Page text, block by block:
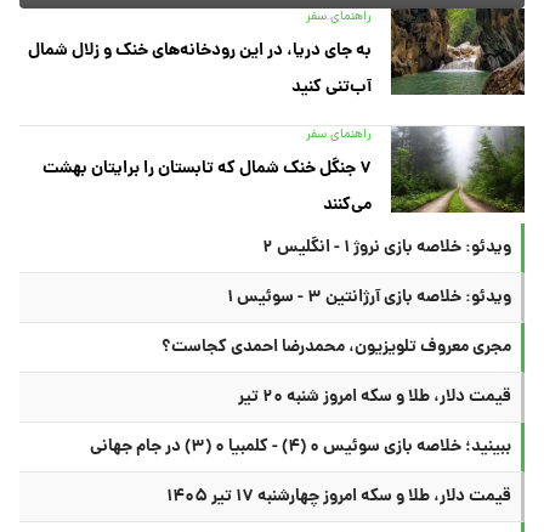
راهنمای سفر
به جای دریا، در این رودخانه‌های خنک و زلال شمال
آب‌تنی کنید
راهنمای سفر
۷ جنگل خنک شمال که تابستان را برایتان بهشت
می‌کنند
ویدئو: خلاصه بازی نروژ ۱ - انگلیس ۲
ویدئو: خلاصه بازی آرژانتین ۳ - سوئیس ۱
مجری معروف تلویزیون، محمدرضا احمدی کجاست؟
قیمت دلار، طلا و سکه امروز شنبه ۲۰ تیر
ببینید؛ خلاصه بازی سوئیس ۰ (۴) - کلمبیا ۰ (۳) در جام جهانی
قیمت دلار، طلا و سکه امروز چهارشنبه ۱۷ تیر ۱۴۰۵